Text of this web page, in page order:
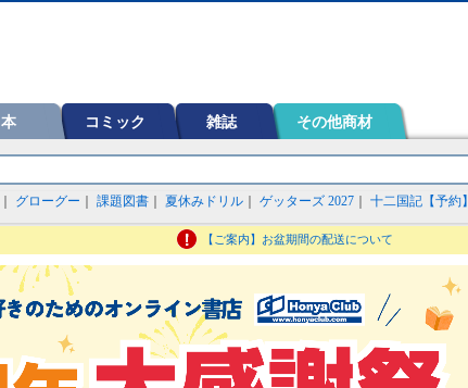
本 コミック 雑誌 その他商材
グローグー 課題図書 夏休みドリル ゲッターズ 2027 十二国記【予約】
【ご案内】お盆期間の配送について